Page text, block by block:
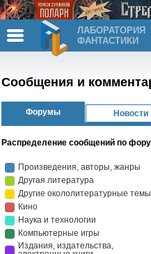
ЛАБОРАТОРИЯ
ФАНТАСТИКИ
Сообщения и
Форумы Новости
Распределение сообщений по